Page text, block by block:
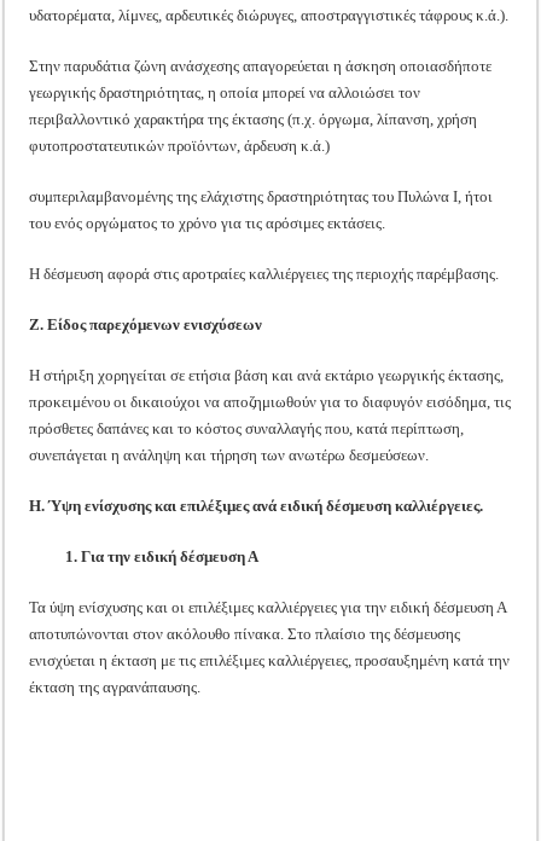
υδατορέματα, λίμνες, αρδευτικές διώρυγες, αποστραγγιστικές τάφρους κ.ά.).
Στην παρυδάτια ζώνη ανάσχεσης απαγορεύεται η άσκηση οποιασδήποτε
γεωργικής δραστηριότητας, η οποία μπορεί να αλλοιώσει τον
περιβαλλοντικό χαρακτήρα της έκτασης (π.χ. όργωμα, λίπανση, χρήση
φυτοπροστατευτικών προϊόντων, άρδευση κ.ά.)
συμπεριλαμβανομένης της ελάχιστης δραστηριότητας του Πυλώνα I, ήτοι
του ενός οργώματος το χρόνο για τις αρόσιμες εκτάσεις.
Η δέσμευση αφορά στις αροτραίες καλλιέργειες της περιοχής παρέμβασης.
Ζ. Είδος παρεχόμενων ενισχύσεων
Η στήριξη χορηγείται σε ετήσια βάση και ανά εκτάριο γεωργικής έκτασης,
προκειμένου οι δικαιούχοι να αποζημιωθούν για το διαφυγόν εισόδημα, τις
πρόσθετες δαπάνες και το κόστος συναλλαγής που, κατά περίπτωση,
συνεπάγεται η ανάληψη και τήρηση των ανωτέρω δεσμεύσεων.
Η. Ύψη ενίσχυσης και επιλέξιμες ανά ειδική δέσμευση καλλιέργειες.
1. Για την ειδική δέσμευση Α
Τα ύψη ενίσχυσης και οι επιλέξιμες καλλιέργειες για την ειδική δέσμευση Α
αποτυπώνονται στον ακόλουθο πίνακα. Στο πλαίσιο της δέσμευσης
ενισχύεται η έκταση με τις επιλέξιμες καλλιέργειες, προσαυξημένη κατά την
έκταση της αγρανάπαυσης.